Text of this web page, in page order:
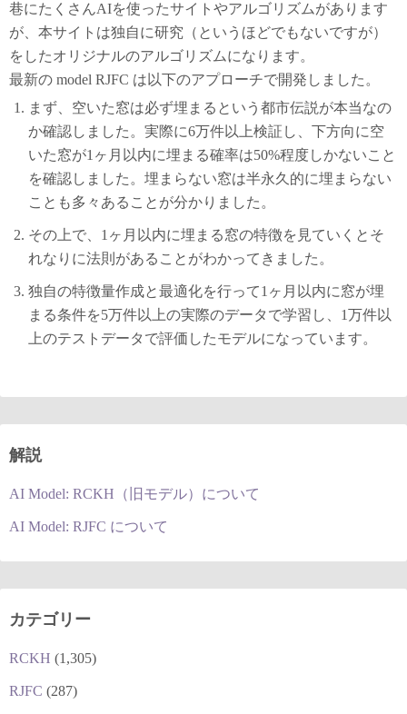
巷にたくさんAIを使ったサイトやアルゴリズムがあります
が、本サイトは独自に研究（というほどでもないですが）
をしたオリジナルのアルゴリズムになります。
最新の model RJFC は以下のアプローチで開発しました。
まず、空いた窓は必ず埋まるという都市伝説が本当なの
か確認しました。実際に6万件以上検証し、下方向に空
いた窓が1ヶ月以内に埋まる確率は50%程度しかないこと
を確認しました。埋まらない窓は半永久的に埋まらない
ことも多々あることが分かりました。
その上で、1ヶ月以内に埋まる窓の特徴を見ていくとそ
れなりに法則があることがわかってきました。
独自の特徴量作成と最適化を行って1ヶ月以内に窓が埋
まる条件を5万件以上の実際のデータで学習し、1万件以
上のテストデータで評価したモデルになっています。
解説
AI Model: RCKH（旧モデル）について
AI Model: RJFC について
カテゴリー
RCKH (1,305)
RJFC (287)